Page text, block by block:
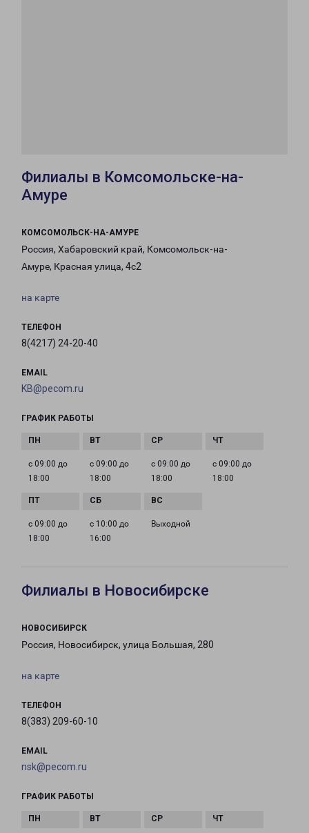
Филиалы в Комсомольске-на-
Амуре
КОМСОМОЛЬСК-НА-АМУРЕ
Россия, Хабаровский край, Комсомольск-на-
Амуре, Красная улица, 4с2
на карте
ТЕЛЕФОН
8(4217) 24-20-40
EMAIL
KB@pecom.ru
ГРАФИК РАБОТЫ
с 09:00 до
18:00
с 09:00 до
18:00
с 09:00 до
18:00
с 09:00 до
18:00
с 09:00 до
18:00
с 10:00 до
16:00
Выходной
Филиалы в Новосибирске
НОВОСИБИРСК
Россия, Новосибирск, улица Большая, 280
на карте
ТЕЛЕФОН
8(383) 209-60-10
EMAIL
nsk@pecom.ru
ГРАФИК РАБОТЫ